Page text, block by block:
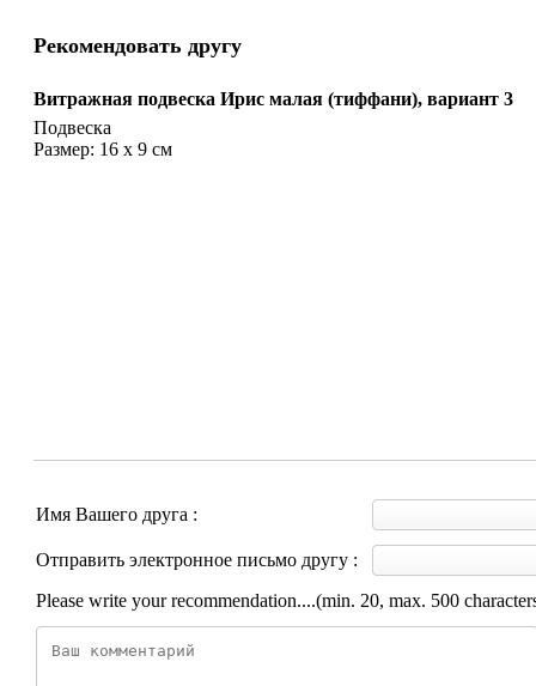
Рекомендовать другу
Витражная подвеска Ирис малая (тиффани), вариант 3
Подвеска
Размер: 16 х 9 см
Имя Вашего друга :
Отправить электронное письмо другу :
Please write your recommendation....(min. 20, max. 500